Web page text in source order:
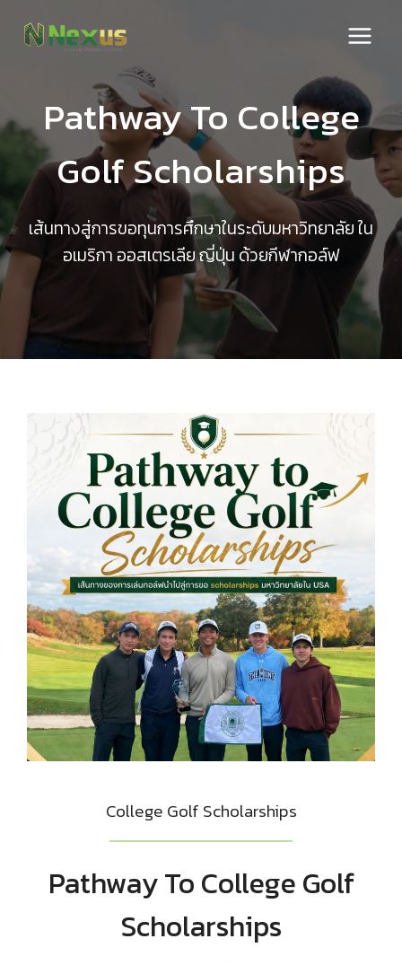
Pathway To College
Golf Scholarships
เส้นทางสู่การขอทุนการศึกษาในระดับมหาวิทยาลัย ใน
อเมริกา ออสเตรเลีย ญี่ปุ่น ด้วยกีฬากอล์ฟ
College Golf Scholarships
Pathway To College Golf
Scholarships